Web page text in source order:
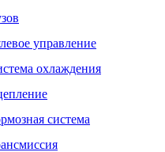
управление
охлаждения
система